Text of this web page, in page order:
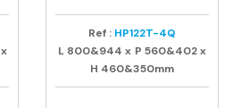
x
Ref : HP122T-4Q
L 800&944 x P 560&402x
H 460&350mm